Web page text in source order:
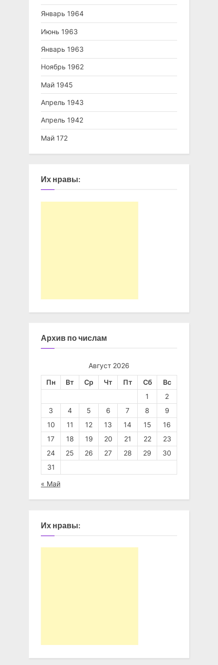
Январь 1964
Июнь 1963
Январь 1963
Ноябрь 1962
Май 1945
Апрель 1943
Апрель 1942
Май 172
Их нравы:
Архив по числам
Август 2026
Пн Вт Ср Чт Пт Сб
Вс
1
2
3
4 5 6 7 8
9
10
11 12 13 14 15
16
17
18 19 20 21 22
23
24
25 26 27 28 29
30
31
« Май
Их нравы: